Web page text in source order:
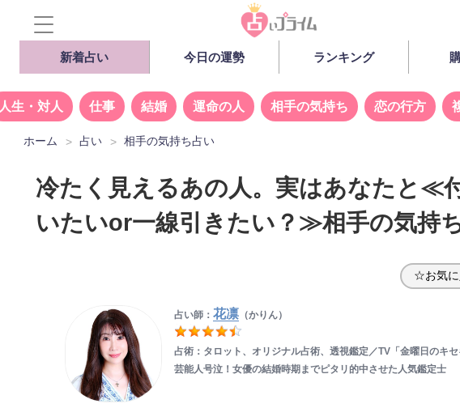
新着占い 今日の運勢 ランキング
人生・対人 仕事 結婚 運命の人 相手の気持ち 恋の行方
ホーム 占い 相手の気持ち占い
冷たく見えるあの人。実はあなたと≪
いたいor一線引きたい？≫相手の気持
☆お気に
占い師： 花凛（かりん）
占術：タロット、オリジナル占術、透視鑑定／TV「金曜日のキ
芸能人号泣！女優の結婚時期までピタリ的中させた人気鑑定士